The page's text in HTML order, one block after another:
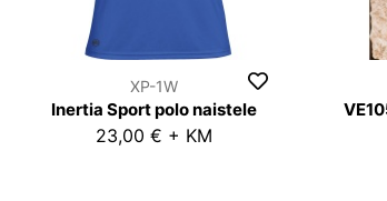
XP-1W
Inertia Sport polo naistele
23,00 € + KM